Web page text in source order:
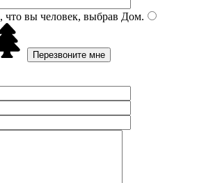
вы человек, выбрав Дом.